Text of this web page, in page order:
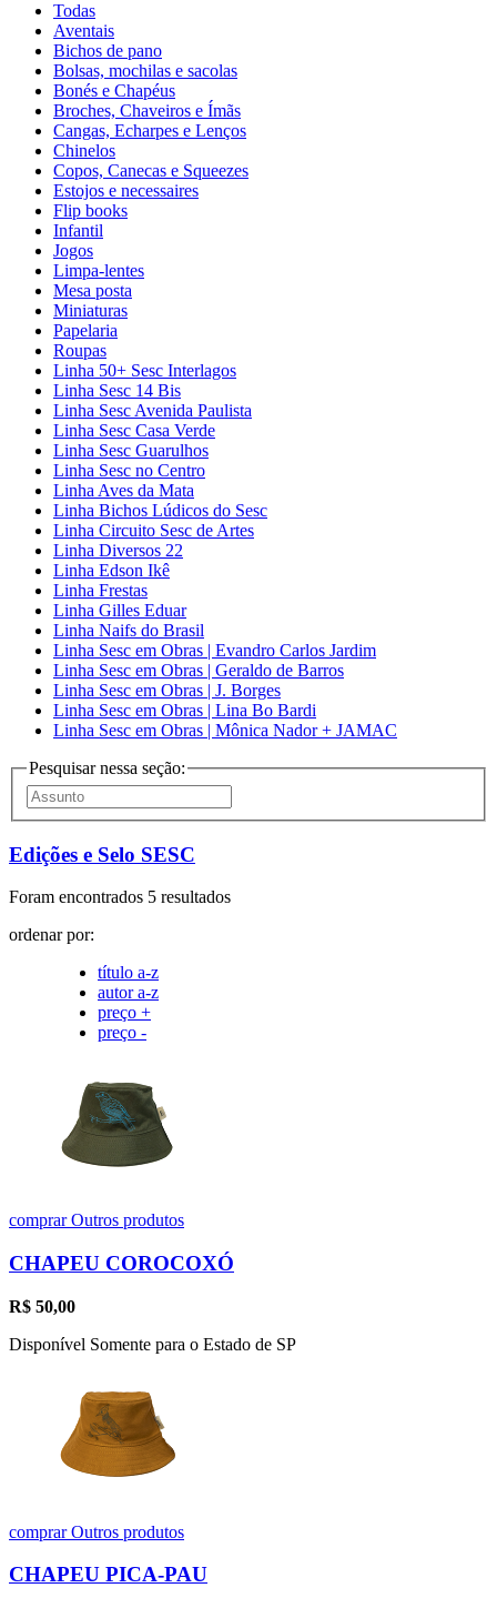
Todas
Aventais
Bichos de pano
Bolsas, mochilas e sacolas
Bonés e Chapéus
Broches, Chaveiros e Ímãs
Cangas, Echarpes e Lenços
Chinelos
Copos, Canecas e Squeezes
Estojos e necessaires
Flip books
Infantil
Jogos
Limpa-lentes
Mesa posta
Miniaturas
Papelaria
Roupas
Linha 50+ Sesc Interlagos
Linha Sesc 14 Bis
Linha Sesc Avenida Paulista
Linha Sesc Casa Verde
Linha Sesc Guarulhos
Linha Sesc no Centro
Linha Aves da Mata
Linha Bichos Lúdicos do Sesc
Linha Circuito Sesc de Artes
Linha Diversos 22
Linha Edson Ikê
Linha Frestas
Linha Gilles Eduar
Linha Naifs do Brasil
Linha Sesc em Obras | Evandro Carlos Jardim
Linha Sesc em Obras | Geraldo de Barros
Linha Sesc em Obras | J. Borges
Linha Sesc em Obras | Lina Bo Bardi
Linha Sesc em Obras | Mônica Nador + JAMAC
Pesquisar nessa seção:
Edições e Selo SESC
Foram encontrados 5 resultados
ordenar por:
título a-z
autor a-z
preço +
preço -
comprarOutros produtos
CHAPEU COROCOXÓ
R$ 50,00
Disponível Somente para o Estado de SP
comprarOutros produtos
CHAPEU PICA-PAU